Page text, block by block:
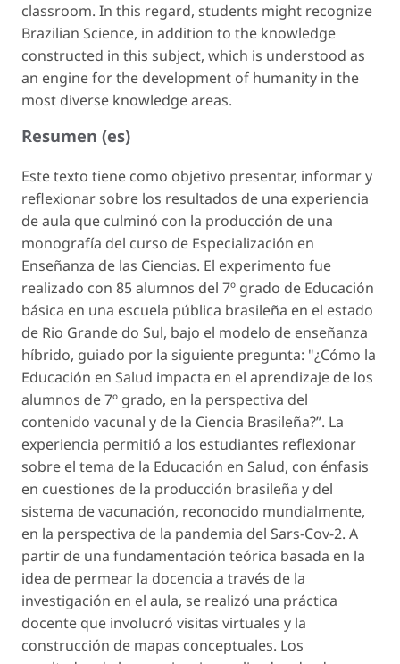
classroom. In this regard, students might recognize
Brazilian Science, in addition to the knowledge
constructed in this subject, which is understood as
an engine for the development of humanity in the
most diverse knowledge areas.
Resumen (es)
Este texto tiene como objetivo presentar, informar y
reflexionar sobre los resultados de una experiencia
de aula que culminó con la producción de una
monografía del curso de Especialización en
Enseñanza de las Ciencias. El experimento fue
realizado con 85 alumnos del 7º grado de Educación
básica en una escuela pública brasileña en el estado
de Rio Grande do Sul, bajo el modelo de enseñanza
híbrido, guiado por la siguiente pregunta: "¿Cómo la
Educación en Salud impacta en el aprendizaje de los
alumnos de 7º grado, en la perspectiva del
contenido vacunal y de la Ciencia Brasileña?”. La
experiencia permitió a los estudiantes reflexionar
sobre el tema de la Educación en Salud, con énfasis
en cuestiones de la producción brasileña y del
sistema de vacunación, reconocido mundialmente,
en la perspectiva de la pandemia del Sars-Cov-2. A
partir de una fundamentación teórica basada en la
idea de permear la docencia a través de la
investigación en el aula, se realizó una práctica
docente que involucró visitas virtuales y la
construcción de mapas conceptuales. Los